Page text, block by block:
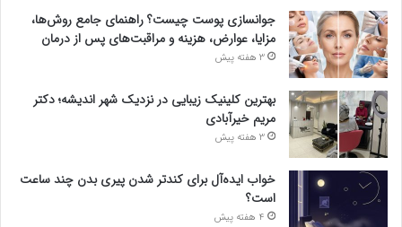
جوانسازی پوست چیست؟ راهنمای جامع روش‌ها،
مزایا، عوارض، هزینه و مراقبت‌های پس از درمان
3 هفته پیش
بهترین کلینیک زیبایی در نزدیک شهر اندیشه؛ دکتر
مریم خیرآبادی
3 هفته پیش
خواب ایده‌آل برای کندتر شدن پیری بدن چند ساعت
است؟
4 هفته پیش